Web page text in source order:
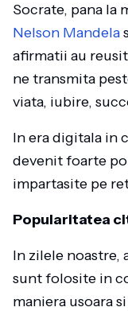
Socrate, pana la
Nelson Mandela
afirmatii au
ne transmita
viata, iubire,
In era digitala in
devenit foarte
impartasite pe
Popularitatea
In zilele noastre,
sunt folosite in
maniera usoara